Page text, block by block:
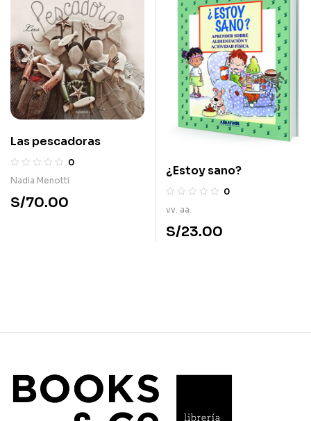
Las pescadoras
0
Nadia Menotti
S/70.00
¿Estoy sano?
0
vv. aa.
S/23.00